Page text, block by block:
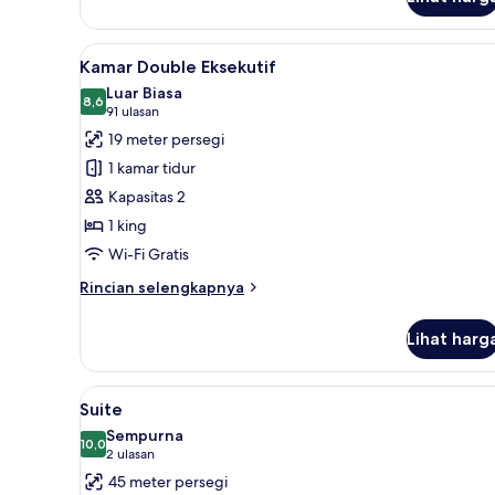
Kamar
Standar
Lihat
semua
foto
untuk
Kamar
Double
Eksekutif
Kamar Double Eksekutif |
9
Kamar Double Eksekutif
8,68,6 dari 10
Luar Biasa
91 ulasan
(91
ulasan)
19 meter persegi
1 kamar tidur
Kapasitas 2
1 king
Wi-Fi Gratis
Rincian selengkapnya
Rincian
Kamar
Double
Eksekutif
Lihat
Lihat
semua
foto
untuk
Suite | Seprai premium, meja
11
Suite
10,010,0 dari 10
Sempurna
2 ulasan
(2
ulasan)
45 meter persegi